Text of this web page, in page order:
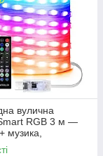
вулична
RGB 3 м —
музика,
IP65